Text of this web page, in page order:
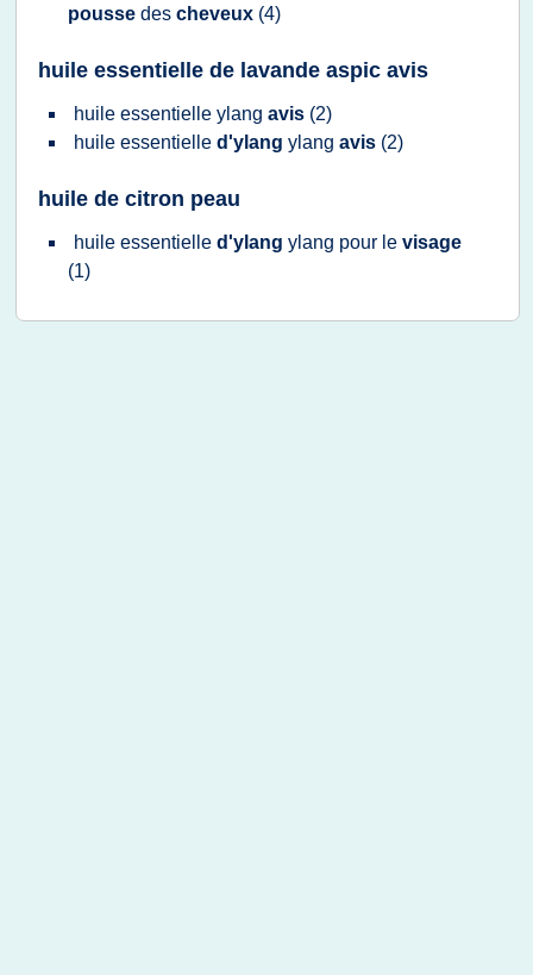
pousse des cheveux (4)
huile essentielle de lavande aspic avis
huile essentielle ylang avis (2)
huile essentielle d'ylang ylang avis (2)
huile de citron peau
huile essentielle d'ylang ylang pour le visage
(1)